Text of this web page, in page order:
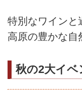
特別なワインと
高原の豊かな自
秋の2大イベ